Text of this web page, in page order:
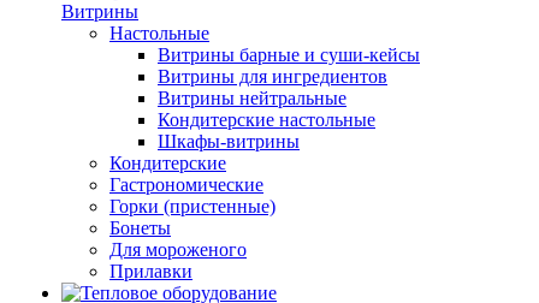
Витрины
Настольные
Витрины барные и суши-кейсы
Витрины для ингредиентов
Витрины нейтральные
Кондитерские настольные
Шкафы-витрины
Кондитерские
Гастрономические
Горки (пристенные)
Бонеты
Для мороженого
Прилавки